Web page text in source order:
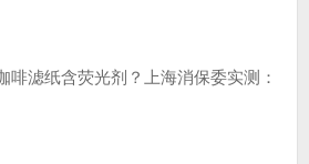
啡滤纸含荧光剂？上海消保委实测：